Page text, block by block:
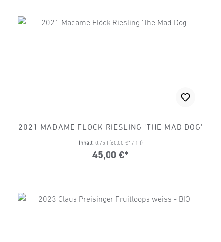
2021 MADAME FLÖCK RIESLING 'THE MAD DOG'
Inhalt: 0.75 l (60,00 €* / 1 l)
45,00 €*